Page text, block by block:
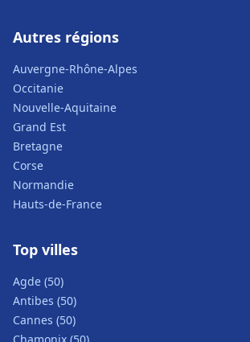
Autres régions
Auvergne-Rhône-Alpes
Occitanie
Nouvelle-Aquitaine
Grand Est
Bretagne
Corse
Normandie
Hauts-de-France
Top villes
Agde (50)
Antibes (50)
Cannes (50)